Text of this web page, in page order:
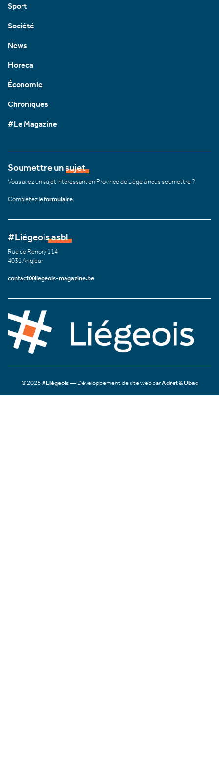
Sport
Société
News
Horeca
Économie
Chroniques
#Le Magazine
Soumettre un sujet
Vous avez un sujet intéressant en Province de Liège à nous soumettre ?
Complétez leformulaire
#Liégeois asbl
Rue de Renory 114
4031 Angleur
contact@liegeois-magazine.be
©2026#Liégeois— Développement de site web parAdret & Ubac